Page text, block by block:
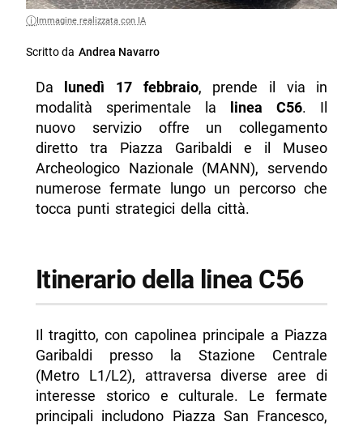
Immagine realizzata con IA
Scritto da Andrea Navarro
Da lunedì 17 febbraio, prende il via in
modalità sperimentale la linea C56. Il
nuovo servizio offre un collegamento
diretto tra Piazza Garibaldi e il Museo
Archeologico Nazionale (MANN), servendo
numerose fermate lungo un percorso che
tocca punti strategici della città.
Itinerario della linea C56
Il tragitto, con capolinea principale a Piazza
Garibaldi presso la Stazione Centrale
(Metro L1/L2), attraversa diverse aree di
interesse storico e culturale. Le fermate
principali includono Piazza San Francesco,